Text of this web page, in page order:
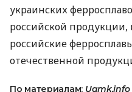
украинских
российской продукции,
российские
отечественной
По материалам: Ugmk.info